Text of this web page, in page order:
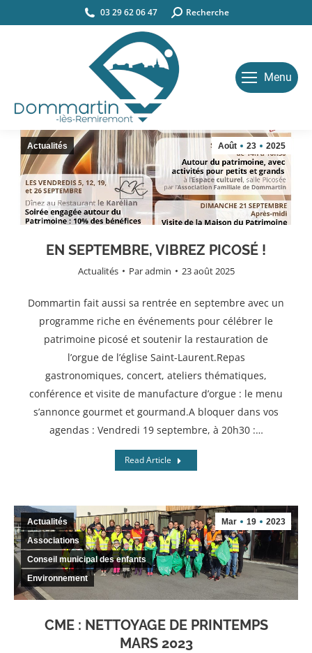
03 29 62 06 47 Search:Recherche
Menu
EN SEPTEMBRE, VIBREZ PICOSÉ !
Actualités Paradmin 23 août 2025
Août 23 2025
Actualités
Dommartin fait aussi sa rentrée en septembre avec un
programme riche en événements pour célébrer le
patrimoine picosé et soutenir la restauration de
l’orgue de l’église Saint-Laurent.Repas
gastronomiques, concert, ateliers thématiques,
conférence et visite de manufacture d’orgue : le menu
s’annonce gourmet et gourmand.A bloquer dans vos
agendas : Vendredi 19 septembre, à 20h30 :…
Read Article
CME : NETTOYAGE DE PRINTEMPS
MARS 2023
Mar 19 2023
Actualités
Associations
Conseil municipal des enfants
Environnement